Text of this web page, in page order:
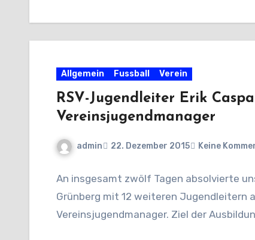
Allgemein Fussball Verein
RSV-Jugendleiter Erik
Vereinsjugendmanager
admin 22. Dezember 2015 Keine
An insgesamt zwölf Tagen absolvierte
Grünberg mit 12 weiteren Jugendleitern
Vereinsjugendmanager. Ziel der